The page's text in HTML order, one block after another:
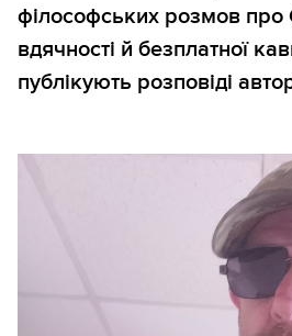
філософських розмов
вдячності й безплатної
публікують розповіді